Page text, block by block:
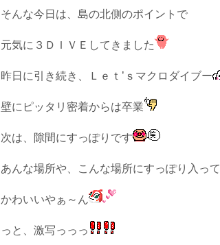
そんな今日は、島の北側のポイントで
元気に３ＤＩＶＥしてきました
昨日に引き続き、Ｌｅｔ’ｓマクロダイブー
壁にピッタリ密着からは卒業
次は、隙間にすっぽりです
あんな場所や、こんな場所にすっぽり入って
かわいいやぁ～ん
っと、激写っっっ